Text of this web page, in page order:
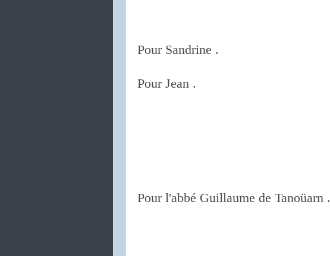
Pour Sandrine .
Pour Jean .
Pour l'abbé Guillaume de Tanoüarn .